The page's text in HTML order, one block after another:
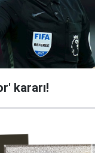
kararı!